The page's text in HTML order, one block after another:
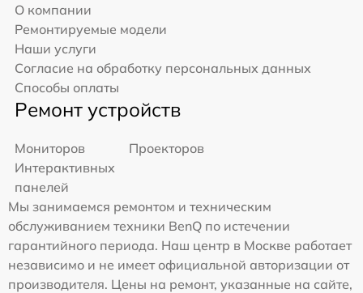
О компании
Ремонтируемые модели
Наши услуги
Согласие на обработку персональных данных
Способы оплаты
Ремонт устройств
Мониторов
Проекторов
Интерактивных
панелей
Мы занимаемся ремонтом и техническим
обслуживанием техники BenQ по истечении
гарантийного периода. Наш центр в Москве работает
независимо и не имеет официальной авторизации от
производителя. Цены на ремонт, указанные на сайте,